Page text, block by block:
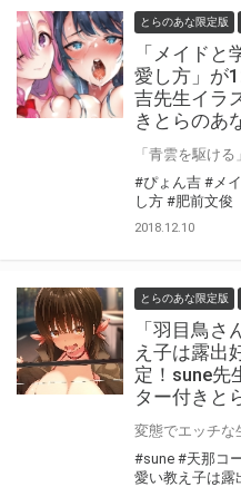
とらのあな限定版
「メイド
愛し方」が
吉先生イラ
きとらのあ
#ぴょん吉 #メ
し方 #肥前文俊
2018.12.10
とらのあな限定版
「羽目鳥
え子は露出
定！sune先
ター付きと
#sune #天那コ
愛い教え子は露